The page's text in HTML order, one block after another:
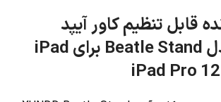
قابل تنظیم کاور آیپد
XUNDD مدل Beatle Stand برای iPad